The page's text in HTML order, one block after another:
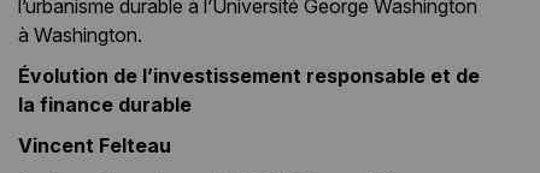
l’urbanisme durable à l’Université George Washington
à Washington.
Évolution de l’investissement responsable et de
la finance durable
Vincent Felteau